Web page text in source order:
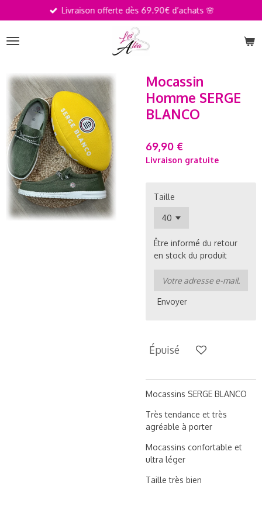
au
contenu
principal
Livraison offerte dès 69.90€ d’achats 🌸
Mocassin
Homme SERGE
BLANCO
69,90 €
Livraison gratuite
Taille
Être informé du retour
en stock du produit
Envoyer
Épuisé
Mocassins SERGE BLANCO
Très tendance et très
agréable à porter
Mocassins confortable et
ultra léger
Taille très bien